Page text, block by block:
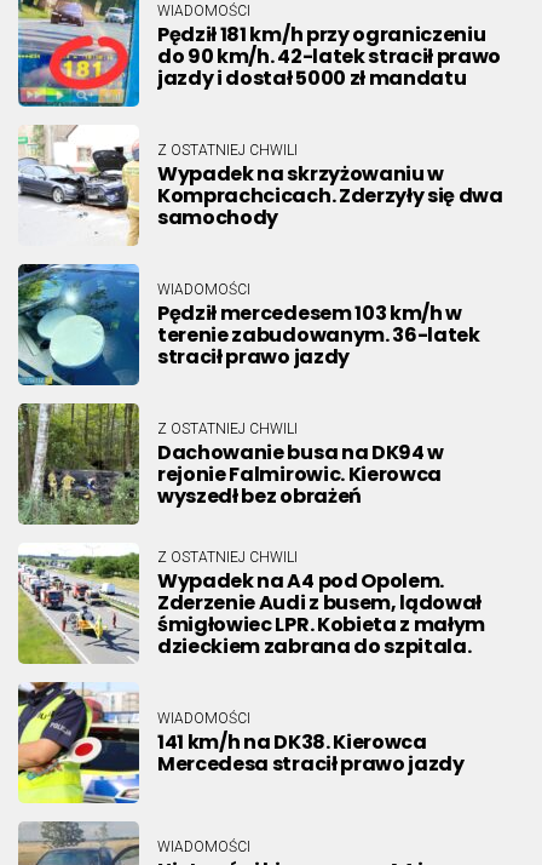
WIADOMOŚCI
Pędził 181 km/h przy ograniczeniu
do 90 km/h. 42-latek stracił prawo
jazdy i dostał 5000 zł mandatu
Z OSTATNIEJ CHWILI
Wypadek na skrzyżowaniu w
Komprachcicach. Zderzyły się dwa
samochody
WIADOMOŚCI
Pędził mercedesem 103 km/h w
terenie zabudowanym. 36-latek
stracił prawo jazdy
Z OSTATNIEJ CHWILI
Dachowanie busa na DK94 w
rejonie Falmirowic. Kierowca
wyszedł bez obrażeń
Z OSTATNIEJ CHWILI
Wypadek na A4 pod Opolem.
Zderzenie Audi z busem, lądował
śmigłowiec LPR. Kobieta z małym
dzieckiem zabrana do szpitala.
WIADOMOŚCI
141 km/h na DK38. Kierowca
Mercedesa stracił prawo jazdy
WIADOMOŚCI